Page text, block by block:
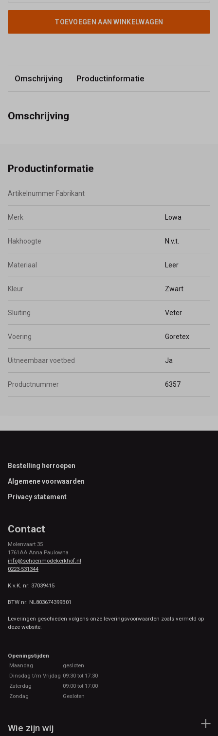
TOEVOEGEN AAN WINKELWAGEN
Omschrijving Productinformatie
Omschrijving
Productinformatie
Artikelnummer Fabrikant
Merk Lowa
Hakhoogte N.v.t.
Materiaal Leer
Kleur Zwart
Sluiting Veter
Voering Goretex
Uitneembaar voetbed Ja
Productnummer 6357
Footer
Bestelling herroepen
Algemene voorwaarden
Privacy statement
Contact
Molenvaart 35
1761AA Anna Paulowna
info@schoenmodekerkhof.nl
0223-531344
K.v.K. nr: 37039415
BTW nr: NL803674399B01
Leveringen geschieden volgens onze leveringsvoorwaarden zoals vermeld op
deze website.
Openingstijden
Maandag
gesloten
Dinsdag t/m Vrijdag 09:30 tot 17.30
Zaterdag
09:00 tot 17:00
Zondag
Gesloten
Wie zijn wij